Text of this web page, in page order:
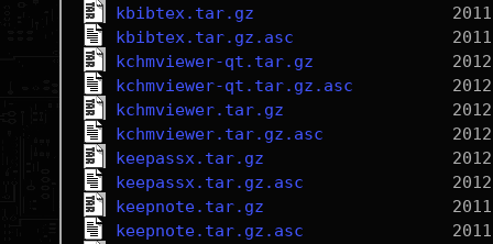
kbibtex.tar.gz
kbibtex.tar.gz.asc
kchmviewer-qt.tar.gz
kchmviewer-qt.tar.gz.asc
kchmviewer.tar.gz
kchmviewer.tar.gz.asc
keepassx.tar.gz
keepassx.tar.gz.asc
keepnote.tar.gz
keepnote.tar.gz.asc